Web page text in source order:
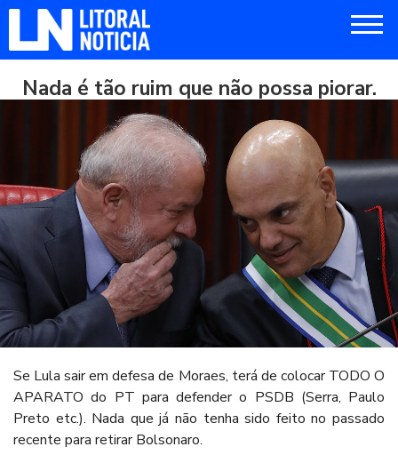
Nada é tão ruim que não possa piorar.
Se Lula sair em defesa de Moraes, terá de colocar TODO O
APARATO do PT para defender o PSDB (Serra, Paulo
Preto etc.). Nada que já não tenha sido feito no passado
recente para retirar Bolsonaro.